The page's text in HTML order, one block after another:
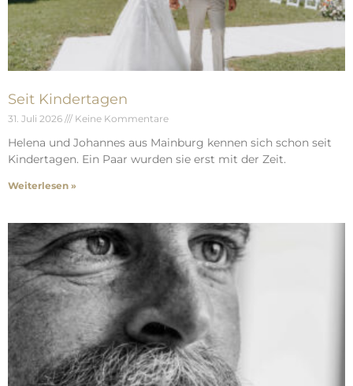
Seit Kindertagen
31. Juli 2026 Keine Kommentare
Helena und Johannes aus Mainburg kennen sich schon seit
Kindertagen. Ein Paar wurden sie erst mit der Zeit.
Weiterlesen »